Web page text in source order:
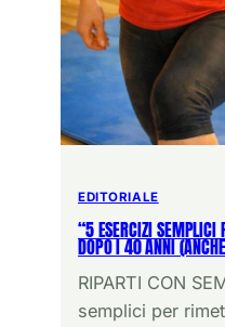
EDITORIALE
“5 ESERCIZI SEMPLICI
DOPO I 40 ANNI
RIPARTI CON
semplici per